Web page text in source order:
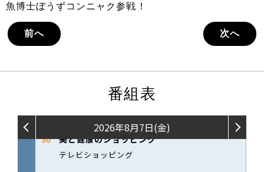
魚博士ぼうずコンニャク参戦！
前へ 次へ
番組表